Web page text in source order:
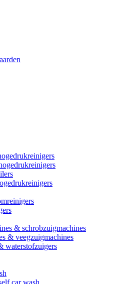
& schrobzuigmachines
& veegzuigmachines
waterstofzuigers
car wash